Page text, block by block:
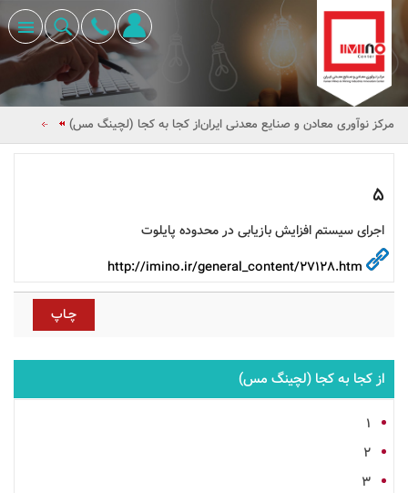
مرکز نوآوری معادن و صنایع معدنی ایراناز کجا به کجا (لچینگ مس)
5
اجرای سیستم افزایش بازیابی در محدوده پایلوت
از کجا به کجا (لچینگ مس)
1
2
3